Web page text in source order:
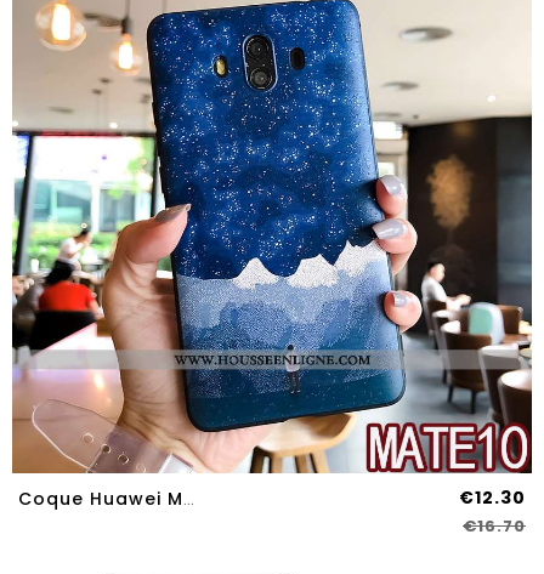
Coque Huawei Mate 10 Tendance Fluide Doux Gaufrage Étui Silicone Créatif Bleu €12.30
€16.70